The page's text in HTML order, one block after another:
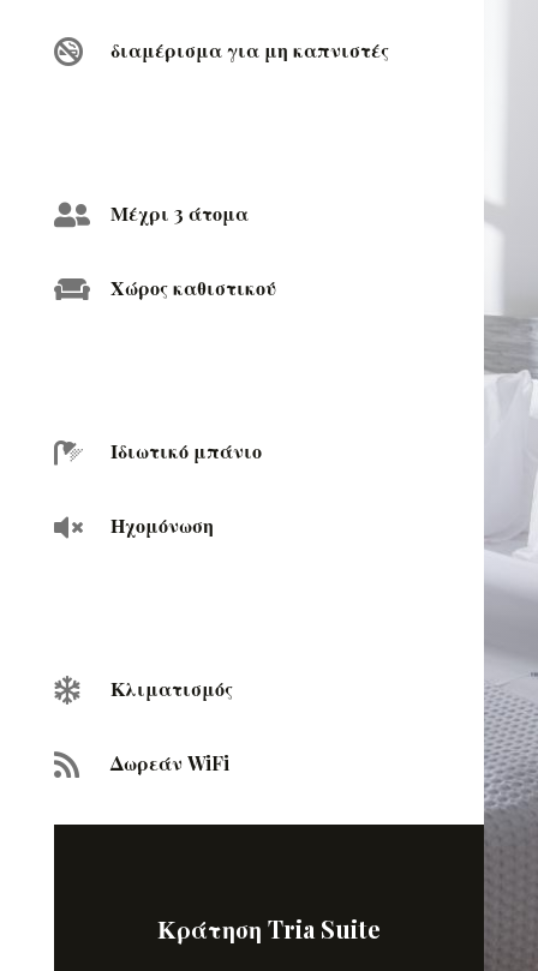
 διαμέρισμα για μη καπνιστές
 Μέχρι 3 άτομα
 Χώρος καθιστικού
 Ιδιωτικό μπάνιο
 Ηχομόνωση
 Κλιματισμός
 Δωρεάν WiFi
Κράτηση Tria Suite